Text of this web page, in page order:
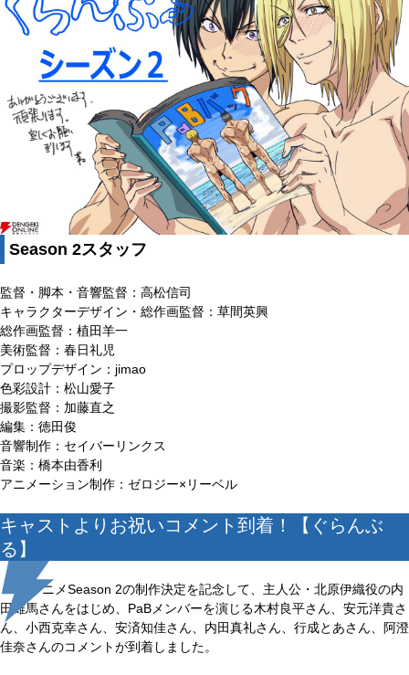
Season 2スタッフ
監督・脚本・音響監督：高松信司
キャラクターデザイン・総作画監督：草間英興
総作画監督：植田羊一
美術監督：春日礼児
プロップデザイン：jimao
色彩設計：松山愛子
撮影監督：加藤直之
編集：徳田俊
音響制作：セイバーリンクス
音楽：橋本由香利
アニメーション制作：ゼロジー×リーベル
キャストよりお祝いコメント到着！【ぐらんぶ
る】
TVアニメSeason 2の制作決定を記念して、主人公・北原伊織役の内
田雄馬さんをはじめ、PaBメンバーを演じる木村良平さん、安元洋貴さ
ん、小西克幸さん、安済知佳さん、内田真礼さん、行成とあさん、阿澄
佳奈さんのコメントが到着しました。